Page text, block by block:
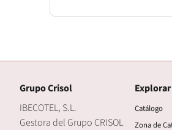
Grupo Crisol
IBECOTEL, S.L.
Gestora del Grupo CRISOL
Explorar
Catálogo
Zona de